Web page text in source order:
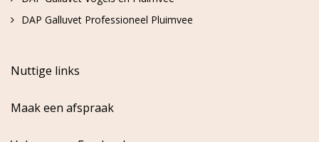
DAP Galluvet Professioneel Pluimvee
Nuttige links
Maak een afspraak